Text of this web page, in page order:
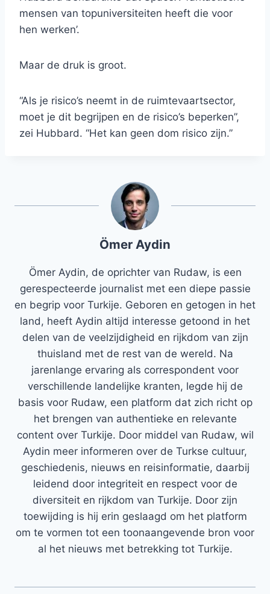
mensen van topuniversiteiten heeft die voor
hen werken’.
Maar de druk is groot.
“Als je risico’s neemt in de ruimtevaartsector,
moet je dit begrijpen en de risico’s beperken”,
zei Hubbard. “Het kan geen dom risico zijn.”
Ömer Aydin
Ömer Aydin, de oprichter van Rudaw, is een
gerespecteerde journalist met een diepe passie
en begrip voor Turkije. Geboren en getogen in het
land, heeft Aydin altijd interesse getoond in het
delen van de veelzijdigheid en rijkdom van zijn
thuisland met de rest van de wereld. Na
jarenlange ervaring als correspondent voor
verschillende landelijke kranten, legde hij de
basis voor Rudaw, een platform dat zich richt op
het brengen van authentieke en relevante
content over Turkije. Door middel van Rudaw, wil
Aydin meer informeren over de Turkse cultuur,
geschiedenis, nieuws en reisinformatie, daarbij
leidend door integriteit en respect voor de
diversiteit en rijkdom van Turkije. Door zijn
toewijding is hij erin geslaagd om het platform
om te vormen tot een toonaangevende bron voor
al het nieuws met betrekking tot Turkije.